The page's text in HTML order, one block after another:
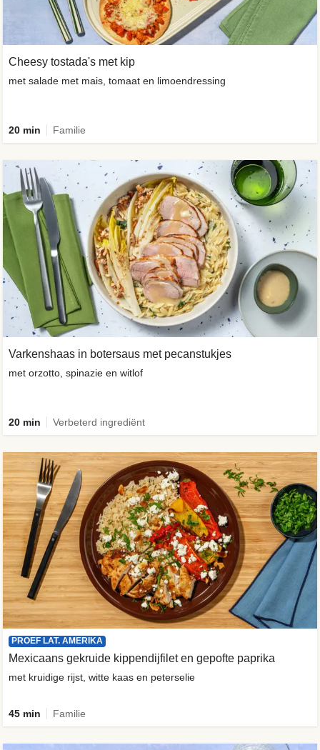
Cheesy tostada's met kip
met salade met mais, tomaat en limoendressing
20 min Familie
Varkenshaas in botersaus met pecanstukjes
met orzotto, spinazie en witlof
20 min Verbeterd ingrediënt
PROEF LAT. AMERIKA
Mexicaans gekruide kippendijfilet en gepofte paprika
met kruidige rijst, witte kaas en peterselie
45 min Familie